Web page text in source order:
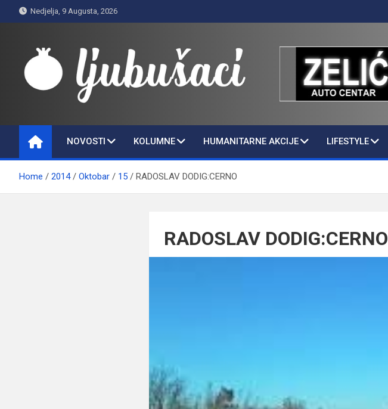
to
Nedjelja, 9 Augusta, 2026
Ljubušaci
NOVOSTI KOLUMNE HUMANITARNE AKCIJE LIFESTYLE
Home 2014 Oktobar 15 RADOSLAV DODIG:CERNO
RADOSLAV DODIG:CERNO